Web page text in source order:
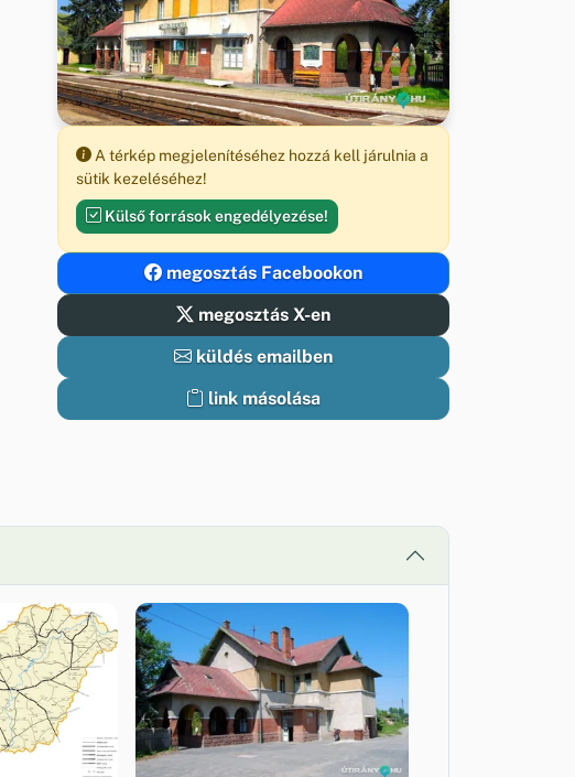
A térkép megjelenítéséhez hozzá kell járulnia a
sütik kezeléséhez!
Külső források engedélyezése!
megosztás Facebookon
megosztás X-en
küldés emailben
link másolása